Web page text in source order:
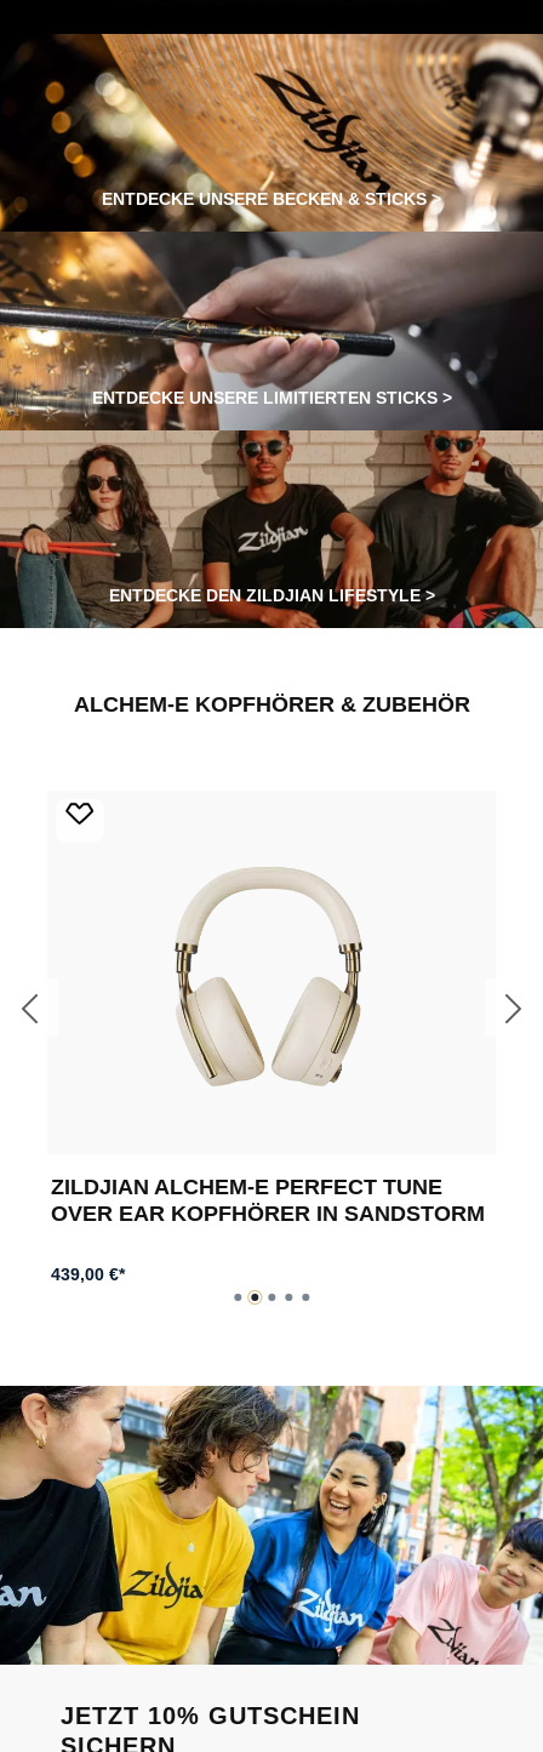
ENTDECKE UNSERE BECKEN & STICKS >
ENTDECKE UNSERE LIMITIERTEN STICKS >
ENTDECKE DEN ZILDJIAN LIFESTYLE >
Produktgalerie überspringen
ALCHEM-E KOPFHÖRER & ZUBEHÖR
ZILDJIAN ALCHEM-E PERFECT TUNE
OVER EAR KOPFHÖRER IN SANDSTORM
439,00 €*
JETZT 10% GUTSCHEIN
SICHERN